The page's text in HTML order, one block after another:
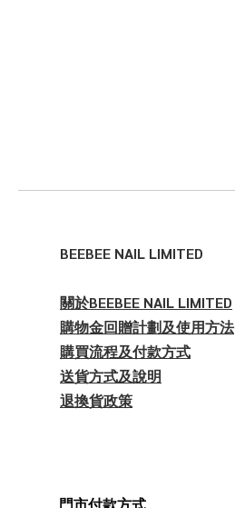
BEEBEE NAIL LIMITED
關於BEEBEE NAIL LIMITED
購物金回贈計劃及使用方法
購買流程及付款方式
送貨方式及說明
退換貨政策
門市付款方式